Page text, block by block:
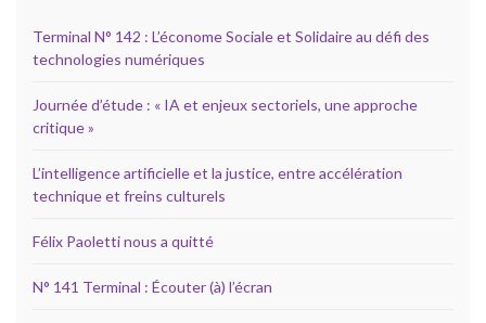
Terminal N° 142 : L’économe Sociale et Solidaire au défi des
technologies numériques
Journée d’étude : « IA et enjeux sectoriels, une approche
critique »
L’intelligence artificielle et la justice, entre accélération
technique et freins culturels
Félix Paoletti nous a quitté
N° 141 Terminal : Écouter (à) l’écran